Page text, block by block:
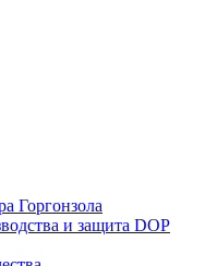
Горгонзола
и защита DOP